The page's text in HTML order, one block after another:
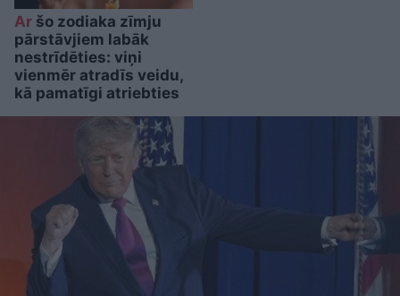
Ar šo zodiaka zīmju
pārstāvjiem labāk
nestrīdēties: viņi
vienmēr atradīs veidu,
kā pamatīgi atriebties